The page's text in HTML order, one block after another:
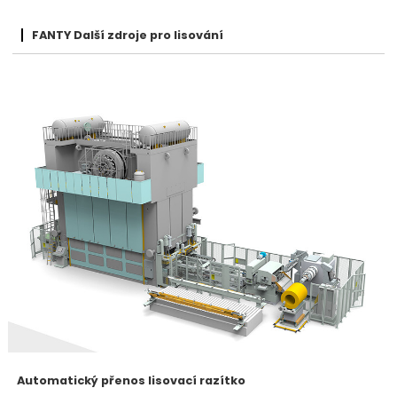
FANTY Další zdroje pro lisování
Automatický přenos lisovací razítko